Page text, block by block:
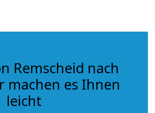
Remscheid nach
machen es Ihnen
leicht